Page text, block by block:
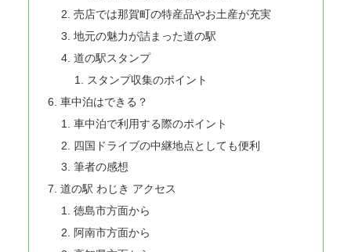
売店では那賀町の特産品やお土産が充実
地元の魅力が詰まった道の駅
道の駅スタンプ
スタンプ収集のポイント
車中泊はできる？
車中泊で利用する際のポイント
四国ドライブの中継地点としても便利
筆者の感想
道の駅 わじき アクセス
徳島市方面から
阿南市方面から